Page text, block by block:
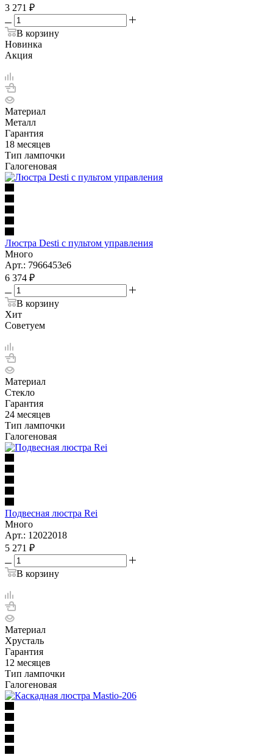
3 271 ₽
В корзину
Новинка
Акция
Материал
Металл
Гарантия
18 месяцев
Тип лампочки
Галогеновая
Люстра Desti с пультом управления
Много
Арт.: 7966453е6
6 374 ₽
В корзину
Хит
Советуем
Материал
Стекло
Гарантия
24 месяцев
Тип лампочки
Галогеновая
Подвесная люстра Rei
Много
Арт.: 12022018
5 271 ₽
В корзину
Материал
Хрусталь
Гарантия
12 месяцев
Тип лампочки
Галогеновая